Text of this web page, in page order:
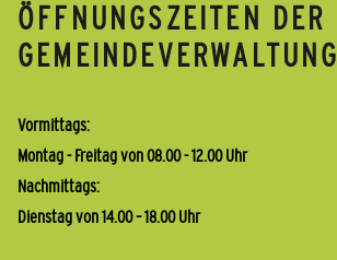
ÖFFNUNGSZEITEN DER
GEMEINDEVERWALTUNG
Vormittags:
Montag - Freitag von 08.00 - 12.00 Uhr
Nachmittags:
Dienstag von 14.00 – 18.00 Uhr